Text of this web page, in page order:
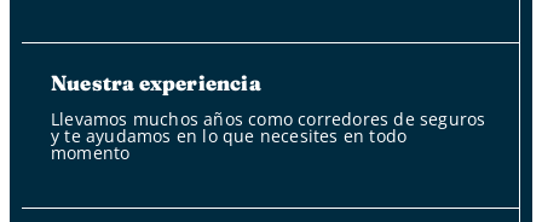
Nuestra experiencia
Llevamos muchos años como corredores de seguros
y te ayudamos en lo que necesites en todo
momento